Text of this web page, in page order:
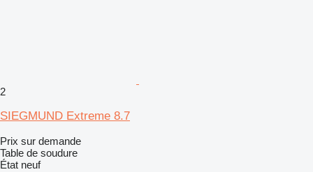
2
SIEGMUND Extreme 8.7
Prix sur demande
Table de soudure
État neuf